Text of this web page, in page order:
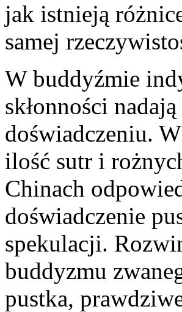
jak istnieją
samej
W buddyźmie
skłonności
doświadczeniu.
ilość sutr i
Chinach
doświadczenie
spekulacji.
buddyzmu
pustka,